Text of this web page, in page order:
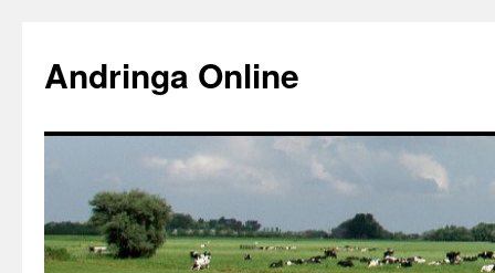
de
inhoud
Andringa Online